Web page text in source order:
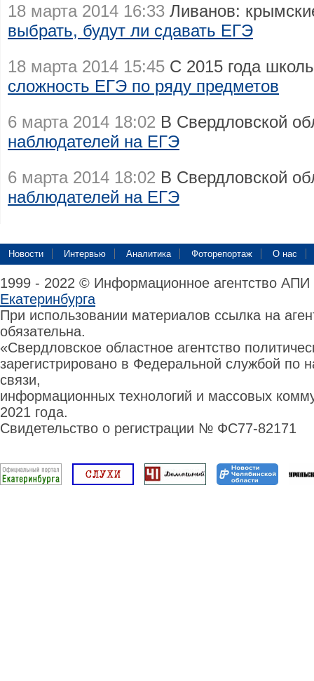
18 марта 2014 16:33 Ливанов:
выбрать, будут ли сдавать ЕГЭ
18 марта 2014 15:45 С 2015 года
сложность ЕГЭ по ряду предметов
6 марта 2014 18:02 В Свердловской
наблюдателей на ЕГЭ
6 марта 2014 18:02 В Свердловской
наблюдателей на ЕГЭ
Новости Интервью Аналитика Фоторепортаж О нас
1999 - 2022 © Информационное агентство
Екатеринбурга
При использовании материалов ссылка на
обязательна.
«Свердловское областное агентство
зарегистрировано в Федеральной службой по
связи,
информационных технологий и массовых
2021 года.
Свидетельство о регистрации № ФС77-82171